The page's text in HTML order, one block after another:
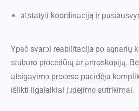
atstatyti koordinaciją ir
Ypač svarbi reabilitacija po sąnarių
stuburo procedūrų ar artroskopijų.
atsigavimo proceso padidėja
išlikti ilgalaikiai judėjimo sutrikimai.